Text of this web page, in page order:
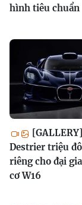
hình tiêu chuẩn
Destrier triệu
riêng cho đại
cơ W16